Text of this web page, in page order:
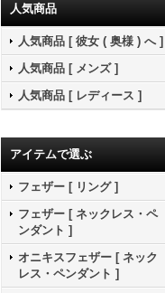
人気商品
人気商品 [ 彼女 ( 奥様 ) へ ]
人気商品 [ メンズ ]
人気商品 [ レディース ]
アイテムで選ぶ
フェザー [ リング ]
フェザー [ ネックレス・ペ
ンダント ]
オニキスフェザー [ ネック
レス・ペンダント ]